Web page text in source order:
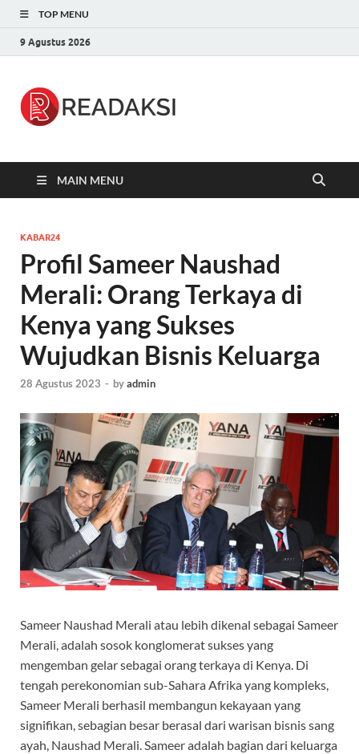
TOP MENU
9 Agustus 2026
MAIN MENU
KABAR24
Profil Sameer Naushad
Merali: Orang Terkaya di
Kenya yang Sukses
Wujudkan Bisnis Keluarga
28 Agustus 2023 - byadmin
Sameer Naushad Merali atau lebih dikenal sebagai Sameer
Merali, adalah sosok konglomerat sukses yang
mengemban gelar sebagai orang terkaya di Kenya. Di
tengah perekonomian sub-Sahara Afrika yang kompleks,
Sameer Merali berhasil membangun kekayaan yang
signifikan, sebagian besar berasal dari warisan bisnis sang
ayah, Naushad Merali. Sameer adalah bagian dari keluarga